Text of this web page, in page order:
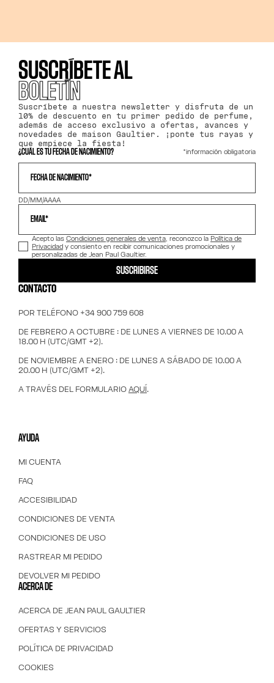
SUSCRÍBETE AL
BOLETÍN
Suscríbete a nuestra newsletter y disfruta de un
10% de descuento en tu primer pedido de perfume,
además de acceso exclusivo a ofertas, avances y
novedades de maison Gaultier. ¡ponte tus rayas y
que empiece la fiesta!
¿CUÁL ES TU FECHA DE NACIMIENTO? *información obligatoria
FECHA DE NACIMIENTO*
DD/MM/AAAA
EMAIL*
Acepto las Condiciones generales de venta , reconozco la Política de
Privacidad y consiento en recibir comunicaciones promocionales y
personalizadas de Jean Paul Gaultier.
SUSCRIBIRSE
CONTACTO
POR TELÉFONO +34 900 759 608
DE FEBRERO A OCTUBRE : DE LUNES A VIERNES DE 10.00 A
18.00 H (UTC/GMT +2).
DE NOVIEMBRE A ENERO : DE LUNES A SÁBADO DE 10.00 A
20.00 H (UTC/GMT +2).
A TRAVÉS DEL FORMULARIO AQUÍ.
AYUDA
MI CUENTA
FAQ
ACCESIBILIDAD
CONDICIONES DE VENTA
CONDICIONES DE USO
RASTREAR MI PEDIDO
DEVOLVER MI PEDIDO
ACERCA DE
ACERCA DE JEAN PAUL GAULTIER
OFERTAS Y SERVICIOS
POLÍTICA DE PRIVACIDAD
COOKIES